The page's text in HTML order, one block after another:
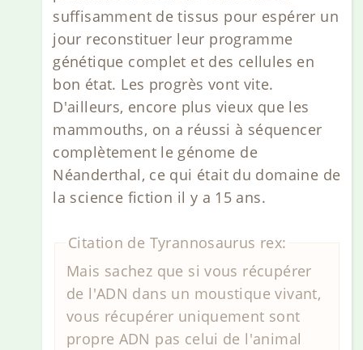
suffisamment de tissus pour espérer un
jour reconstituer leur programme
génétique complet et des cellules en
bon état. Les progrès vont vite.
D'ailleurs, encore plus vieux que les
mammouths, on a réussi à séquencer
complètement le génome de
Néanderthal, ce qui était du domaine de
la science fiction il y a 15 ans.
Citation de Tyrannosaurus rex:
Mais sachez que si vous récupérer
de l'ADN dans un moustique vivant,
vous récupérer uniquement sont
propre ADN pas celui de l'animal